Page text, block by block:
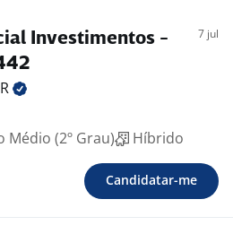
Investimentos -
7 jul
Médio (2º Grau) Híbrido
Candidatar-me